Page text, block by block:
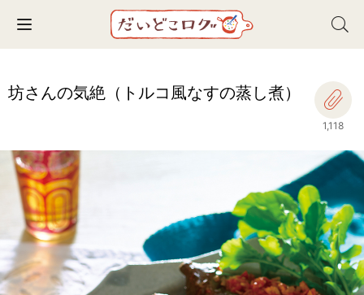
Toggle navigation
坊さんの気絶（トルコ風なすの蒸し煮）
1,118